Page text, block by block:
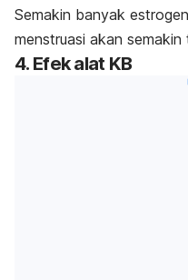
Semakin banyak
menstruasi akan semakin
4. Efek alat KB